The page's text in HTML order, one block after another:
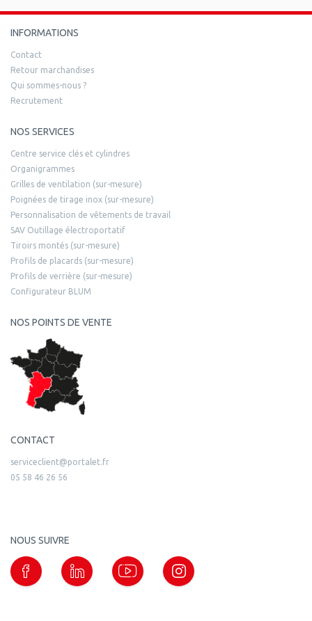
INFORMATIONS
Contact
Retour marchandises
Qui sommes-nous ?
Recrutement
NOS SERVICES
Centre service clés et cylindres
Organigrammes
Grilles de ventilation (sur-mesure)
Poignées de tirage inox (sur-mesure)
Personnalisation de vêtements de travail
SAV Outillage électroportatif
Tiroirs montés (sur-mesure)
Profils de placards (sur-mesure)
Profils de verrière (sur-mesure)
Configurateur BLUM
NOS POINTS DE VENTE
CONTACT
serviceclient@portalet.fr
05 58 46 26 56
NOUS SUIVRE